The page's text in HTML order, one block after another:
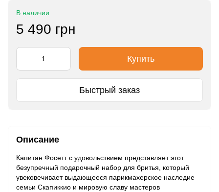
В наличии
5 490 грн
Купить
Быстрый заказ
Описание
Капитан Фосетт с удовольствием представляет этот
безупречный подарочный набор для бритья, который
увековечивает выдающееся парикмахерское наследие
семьи Скапиккио и мировую славу мастеров